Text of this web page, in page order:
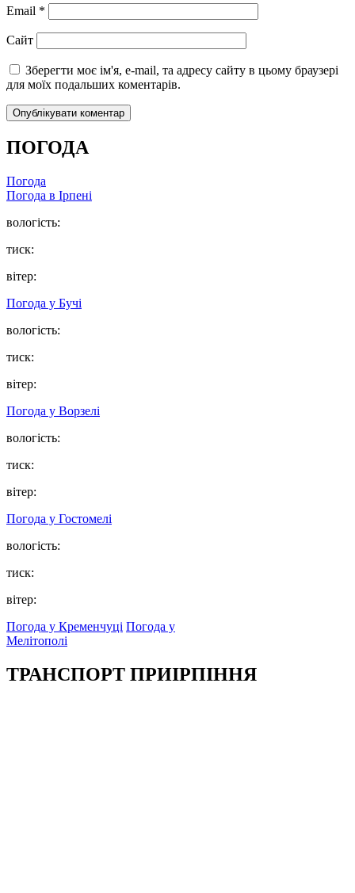
Email *
Сайт
Зберегти моє ім'я, e-mail, та адресу сайту в цьому браузері
для моїх подальших коментарів.
ПОГОДА
Погода
Погода в Ірпені
вологість:
тиск:
вітер:
Погода у Бучі
вологість:
тиск:
вітер:
Погода у Ворзелі
вологість:
тиск:
вітер:
Погода у Гостомелі
вологість:
тиск:
вітер:
Погода у Кременчуці Погода у
Мелітополі
ТРАНСПОРТ ПРИІРПІННЯ